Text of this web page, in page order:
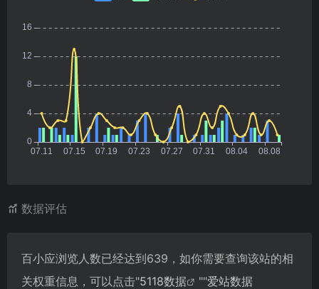
数据评估
百小应浏览人数已经达到639，如你需要查询该站的相
关权重信息，可以点击"5118数据 ""爱站数据